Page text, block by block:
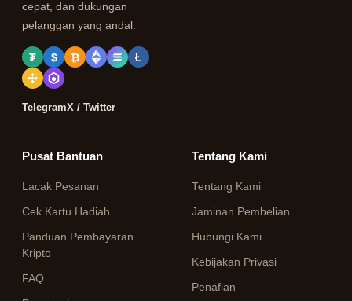
cepat, dan dukungan
pelanggan yang andal.
₮ $ ₿ Ł
TelegramX / Twitter
Pusat Bantuan
Lacak Pesanan
Cek Kartu Hadiah
Panduan Pembayaran
Kripto
FAQ
Tentang Kami
Tentang Kami
Jaminan Pembelian
Hubungi Kami
Kebijakan Privasi
Penafian